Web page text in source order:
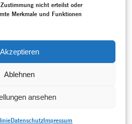
nicht erteilst oder
Merkmale und Funktionen
Akzeptieren
Ablehnen
ansehen
DatenschutzImpressum